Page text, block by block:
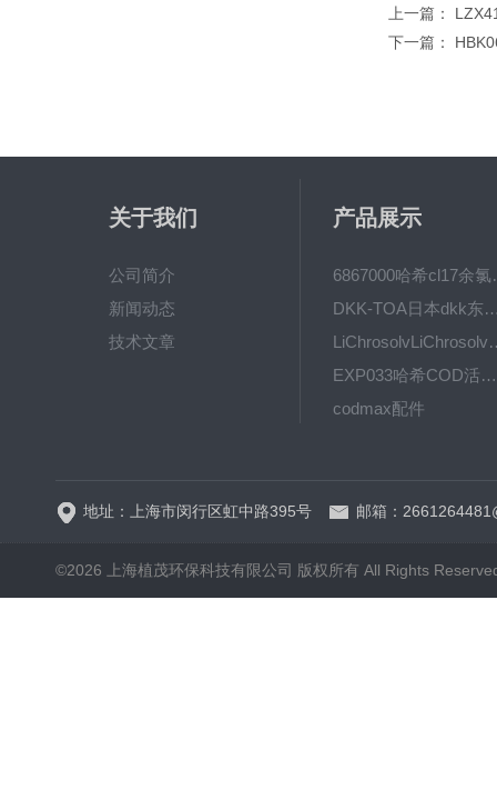
上一篇：
下一篇：
关于我们
公司简介
新闻动态
技术文章
产品展示
6867000
DKK-TOA日本dkk东亚电
EXP033哈希COD活塞泵价格 EXP033
codmax配件
地址：上海市闵行区虹中路395号 邮箱：
©2026 上海植茂环保科技有限公司 版权所有 All Rights